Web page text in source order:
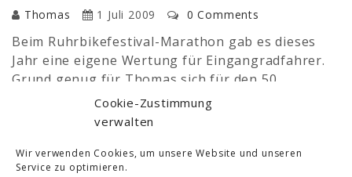
Cookie-Zustimmung
verwalten
Wir verwenden Cookies, um unsere Website und unseren
Service zu optimieren.
Thomas 1 Juli 2009 0 Comments
Beim Ruhrbikefestival-Marathon gab es dieses
Jahr eine eigene Wertung für Eingangradfahrer.
Grund genug für Thomas sich für den 50
Kilometer langen Marathon anzumelden. Es waren
1370 Höhenmeter zu bewältigen. Zusätzlich
Deutschland auf die Fahrer. Die Strecke war
fantastisch mit ungewöhnlich hohem Trailanteil